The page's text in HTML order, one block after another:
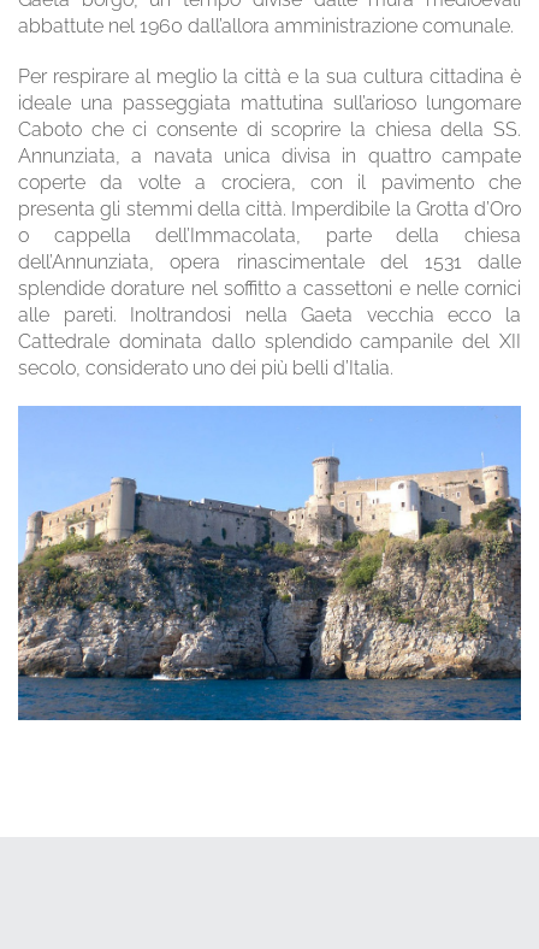
abbattute nel 1960 dall’allora amministrazione comunale.
Per respirare al meglio la città e la sua cultura cittadina è
ideale una passeggiata mattutina sull’arioso lungomare
Caboto che ci consente di scoprire la chiesa della SS.
Annunziata, a navata unica divisa in quattro campate
coperte da volte a crociera, con il pavimento che
presenta gli stemmi della città. Imperdibile la Grotta d’Oro
o cappella dell’Immacolata, parte della chiesa
dell’Annunziata, opera rinascimentale del 1531 dalle
splendide dorature nel soffitto a cassettoni e nelle cornici
alle pareti. Inoltrandosi nella Gaeta vecchia ecco la
Cattedrale dominata dallo splendido campanile del XII
secolo, considerato uno dei più belli d’Italia.